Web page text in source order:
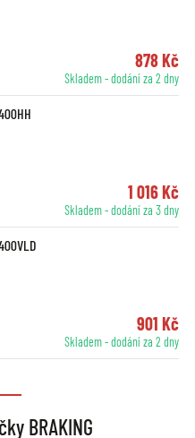
878 Kč
Skladem - dodání za 2 dny
1 016 Kč
Skladem - dodání za 3 dny
901 Kč
Skladem - dodání za 2 dny
BRAKING